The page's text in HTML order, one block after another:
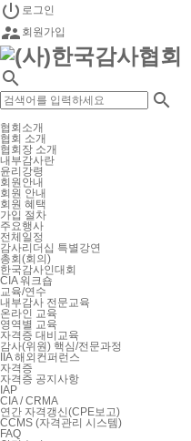
 로그인
 회원가입


협회소개
협회 소개
협회장 소개
내부감사란
윤리강령
회원안내
회원 안내
회원 혜택
가입 절차
주요행사
전체일정
감사리더십 특별강연
총회(회의)
한국감사인대회
CIA 워크숍
교육/연수
내부감사 전문교육
온라인 교육
영역별 교육
자격증 대비교육
감사(위원) 핵심/전문과정
IIA 해외컨퍼런스
자격증
자격증 공지사항
IAP
CIA / CRMA
연간 자격갱신(CPE보고)
CCMS (자격관리 시스템)
FAQ